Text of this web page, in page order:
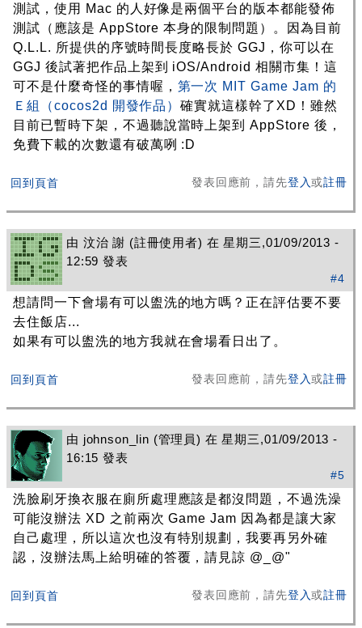
測試，使用 Mac 的人好像是兩個平台的版本都能發佈
測試（應該是 AppStore 本身的限制問題）。因為目前
Q.L.L. 所提供的序號時間長度略長於 GGJ，你可以在
GGJ 後試著把作品上架到 iOS/Android 相關市集！這
可不是什麼奇怪的事情喔， 第一次 MIT Game Jam 的
Ｅ組（cocos2d 開發作品）確實就這樣幹了XD！雖然
目前已暫時下架，不過聽說當時上架到 AppStore 後，
免費下載的次數還有破萬咧 :D
回到頁首 發表回應前，請先登入或註冊
由 汶治 謝 (註冊使用者) 在 星期三,01/09/2013 -
12:59 發表
#4
想請問一下會場有可以盥洗的地方嗎？正在評估要不要
去住飯店...
如果有可以盥洗的地方我就在會場看日出了。
回到頁首 發表回應前，請先登入或註冊
由 johnson_lin (管理員) 在 星期三,01/09/2013 -
16:15 發表
#5
洗臉刷牙換衣服在廁所處理應該是都沒問題，不過洗澡
可能沒辦法 XD 之前兩次 Game Jam 因為都是讓大家
自己處理，所以這次也沒有特別規劃，我要再另外確
認，沒辦法馬上給明確的答覆，請見諒 @_@"
回到頁首 發表回應前，請先登入或註冊